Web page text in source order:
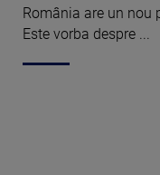
România are un nou
Este vorba despre ...